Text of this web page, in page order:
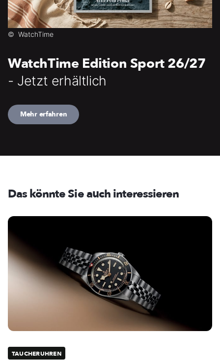
© WatchTime
WatchTime Edition Sport 26/27
- Jetzt erhältlich
Mehr erfahren
Das könnte Sie auch interessieren
TAUCHERUHREN